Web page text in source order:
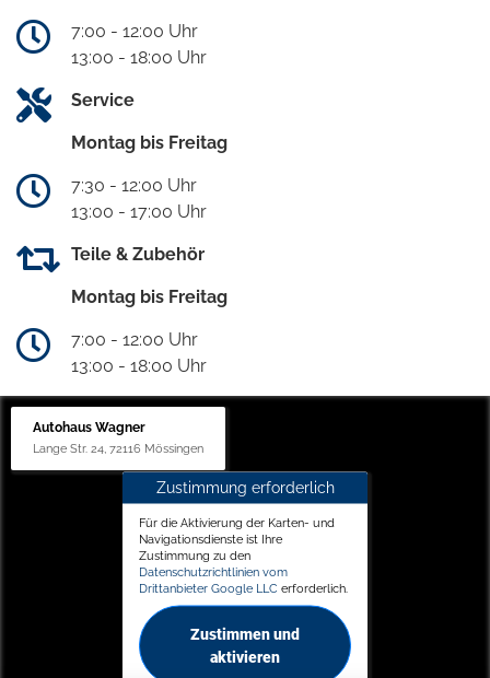
7:00 - 12:00 Uhr
13:00 - 18:00 Uhr
Service
Montag bis Freitag
7:30 - 12:00 Uhr
13:00 - 17:00 Uhr
Teile & Zubehör
Montag bis Freitag
7:00 - 12:00 Uhr
13:00 - 18:00 Uhr
Autohaus Wagner
Lange Str. 24, 72116 Mössingen
Zustimmung erforderlich
Für die Aktivierung der Karten- und
Navigationsdienste ist Ihre
Zustimmung zu den
Datenschutzrichtlinien vom
Drittanbieter Google LLC erforderlich.
Zustimmen und
aktivieren